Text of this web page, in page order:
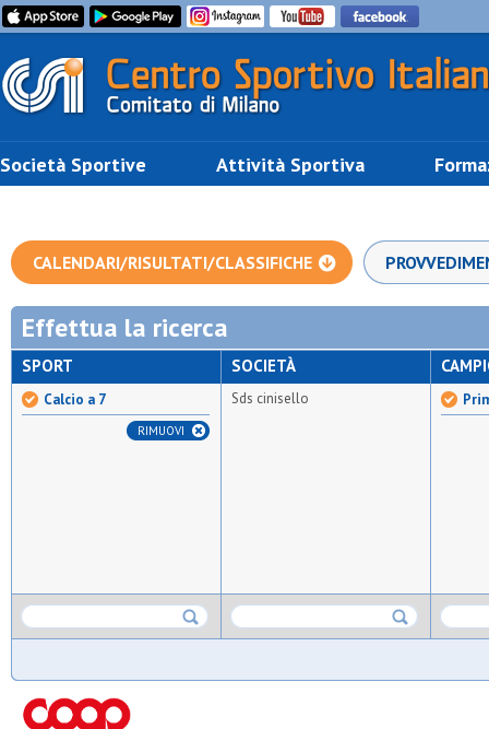
Società Sportive Attività Sportiva
CALENDARI/RISULTATI/CLASSIFICHE
Effettua la ricerca
SPORT
Calcio a 7
RIMUOVI
SOCIETÀ
Sds cinisello